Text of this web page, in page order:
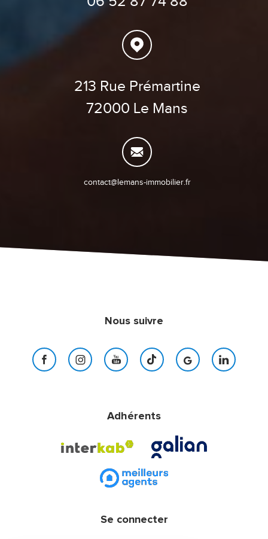
contact@lemans-immobilier.fr
213 Rue Prémartine
72000 Le Mans
Nous suivre
Adhérents
Se connecter